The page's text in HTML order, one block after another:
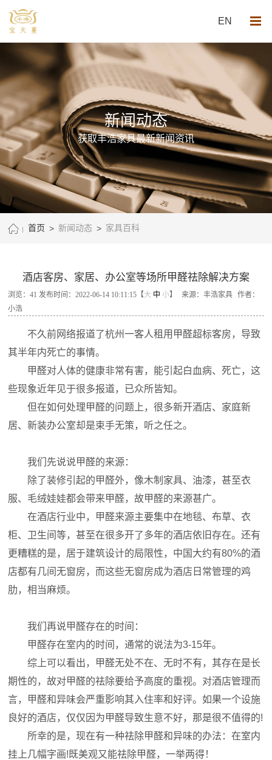
EN
新闻动态
获取丰浩家具最新新闻资讯
首页 > 新闻动态 > 家具百科
酒店客房、家居、办公室等场所甲醛祛除解决方案
浏览：41 发布时间：2022-06-14 10:11:15【大 中 小】 来源：丰浩家具
作者：
小浩
不久前网络报道了杭州一客人租用甲醛超标客房，导致
其半年内死亡的事情。
甲醛对人体的健康非常有害，能引起白血病、死亡，这
些现象近年见于很多报道，已众所皆知。
但在如何处理甲醛的问题上，很多新开酒店、家庭新
居、新装办公室却是束手无策，听之任之。
我们先说说甲醛的来源：
除了装修引起的甲醛外，像木制家具、油漆，甚至衣
服、毛绒娃娃都会带来甲醛，故甲醛的来源甚广。
在酒店行业中，甲醛来源主要集中在地毯、布草、衣
柜、卫生间等，甚至在很多开了多年的酒店依旧存在。还有
更糟糕的是，居于建筑设计的局限性，中国大约有80%的酒
店都有几间无窗房，而这些无窗房成为酒店日常管理的鸡
肋，相当麻烦。
我们再说甲醛存在的时间：
甲醛存在室内的时间，通常的说法为3-15年。
综上可以看出，甲醛无处不在、无时不有，其存在是长
期性的，故对甲醛的祛除要给予高度的重视。对酒店管理而
言，甲醛和异味会严重影响其入住率和好评。如果一个设施
良好的酒店，仅仅因为甲醛导致生意不好，那是很不值得的!
所幸的是，现在有一种祛除甲醛和异味的办法：在室内
挂上几幅字画!既美观又能祛除甲醛，一举两得！